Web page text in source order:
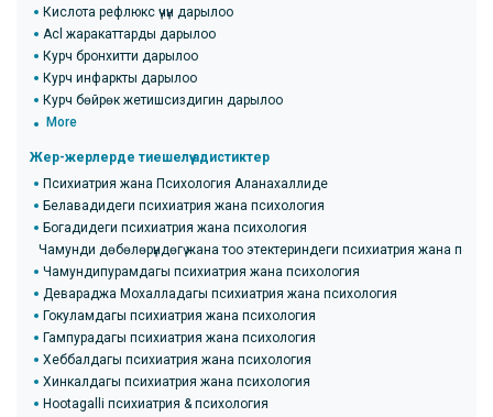
Кислота рефлюкс үчүн дарылоо
Acl жаракаттарды дарылоо
Курч бронхитти дарылоо
Курч инфаркты дарылоо
Курч бөйрөк жетишсиздигин дарылоо
More
Жер-жерлерде тиешелүү адистиктер
Психиатрия жана Психология Аланахаллиде
Белавадидеги психиатрия жана психология
Богадидеги психиатрия жана психология
Чамунди дөбөлөрүндөгү жана тоо этектериндеги психиатрия жана
Чамундипурамдагы психиатрия жана психология
Девараджа Мохалладагы психиатрия жана психология
Гокуламдагы психиатрия жана психология
Гампурадагы психиатрия жана психология
Хеббалдагы психиатрия жана психология
Хинкалдагы психиатрия жана психология
Hootagalli психиатрия & психология